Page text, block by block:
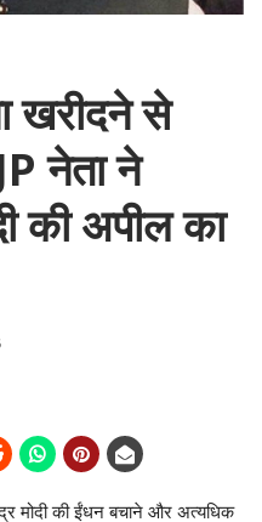
खरीदने से
नेता ने
की अपील का
मोदी की ईंधन बचाने और अत्यधिक